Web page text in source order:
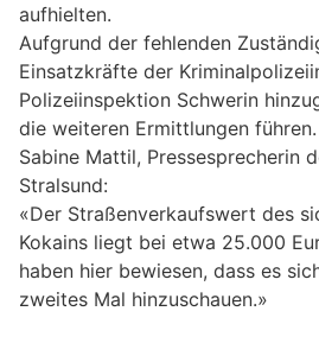
aufhielten.
Aufgrund der fehlenden
Einsatzkräfte der
Polizeiinspektion Schwerin
die weiteren Ermittlungen führen.
Sabine Mattil, Pressesprecherin
Stralsund:
«Der Straßenverkaufswert des
Kokains liegt bei etwa 25.000
haben hier bewiesen, dass es
zweites Mal hinzuschauen.»